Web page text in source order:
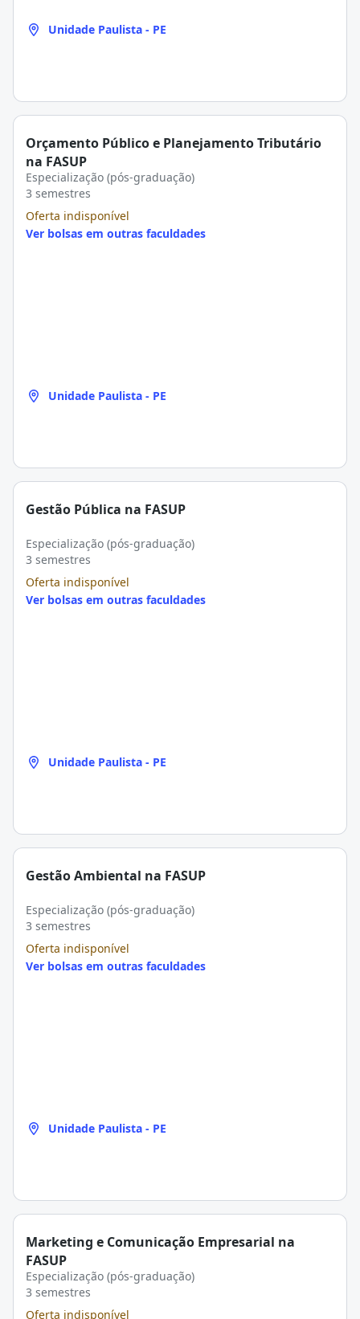
Unidade Paulista - PE
Orçamento Público e Planejamento Tributário
na FASUP
Especialização (pós-graduação)
3 semestres
Oferta indisponível
Ver bolsas em outras faculdades
Unidade Paulista - PE
Gestão Pública na FASUP
Especialização (pós-graduação)
3 semestres
Oferta indisponível
Ver bolsas em outras faculdades
Unidade Paulista - PE
Gestão Ambiental na FASUP
Especialização (pós-graduação)
3 semestres
Oferta indisponível
Ver bolsas em outras faculdades
Unidade Paulista - PE
Marketing e Comunicação Empresarial na
FASUP
Especialização (pós-graduação)
3 semestres
Oferta indisponível